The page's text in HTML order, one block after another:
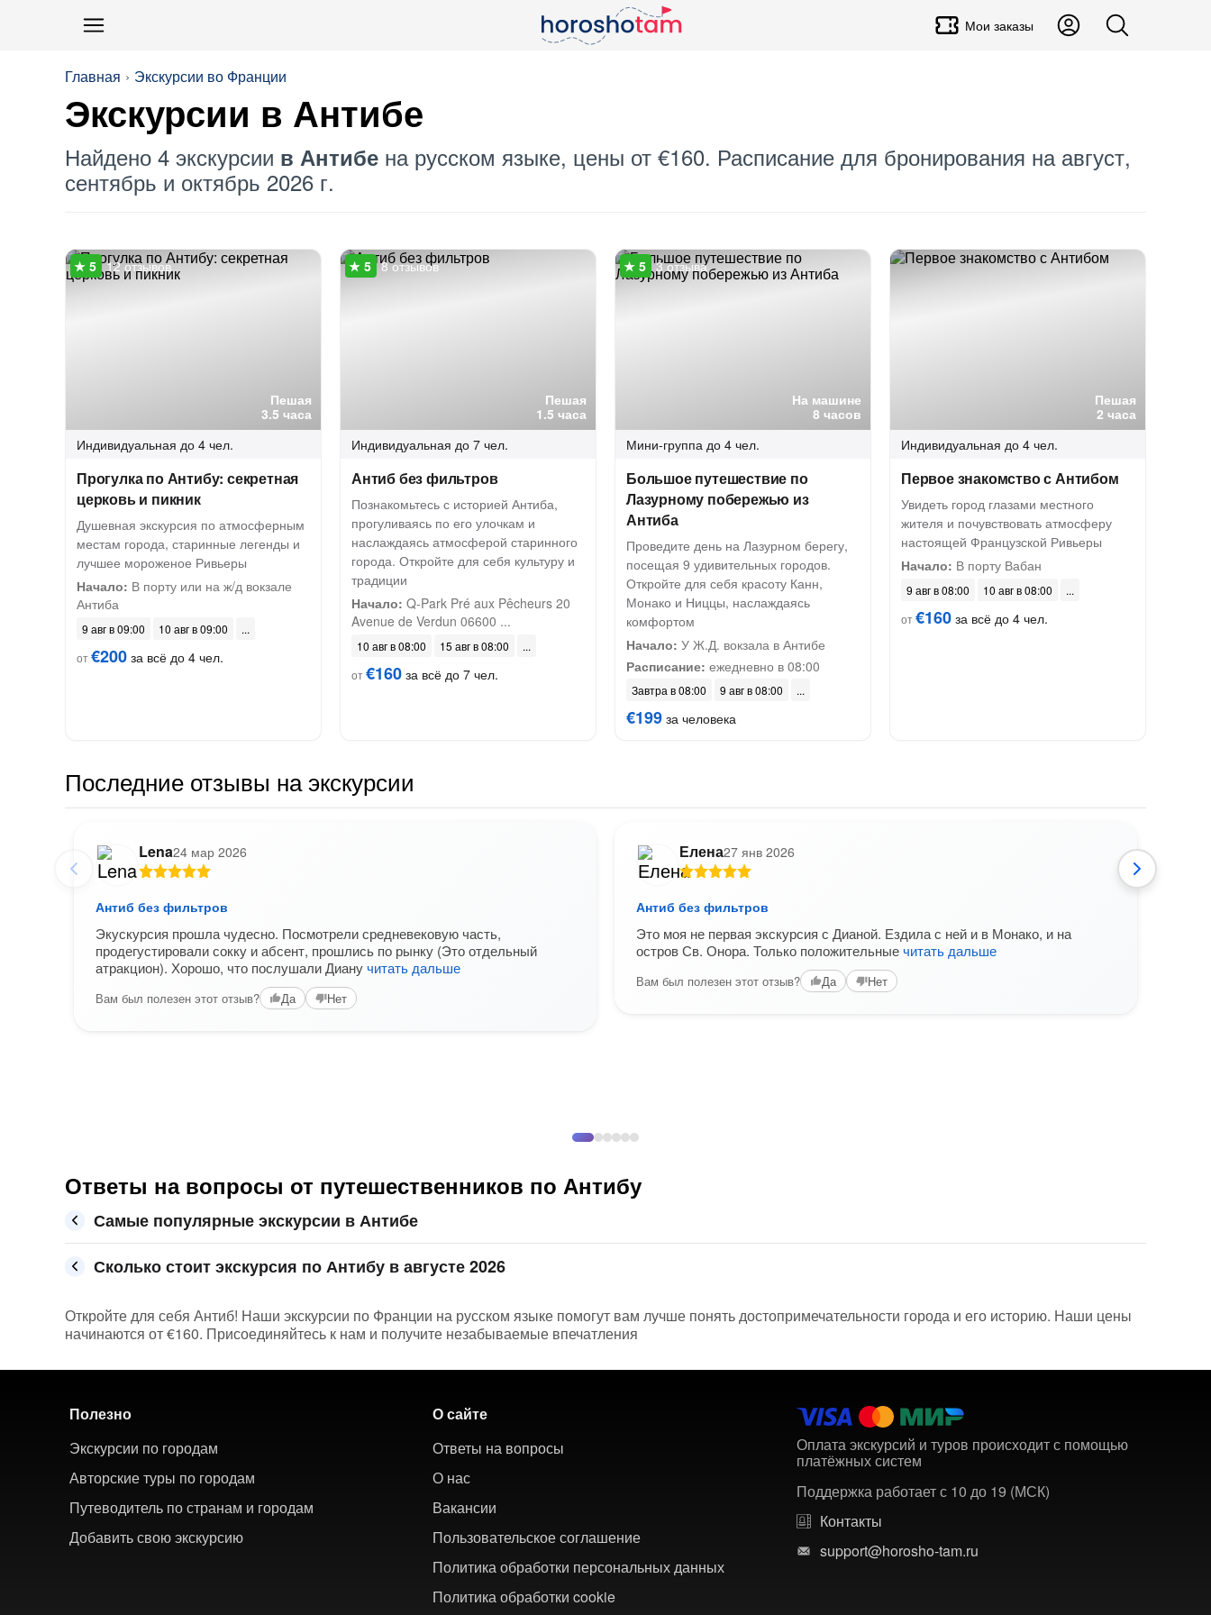
Мои заказы
Главная Экскурсии во Франции
Экскурсии в Антибе
Найдено 4 экскурсии в Антибе на русском языке, цены от €160. Расписание для бронирования на август,
сентябрь и октябрь 2026 г.
Пешая
3.5 часа
12 отзывов
Индивидуальная до 4 чел.
Прогулка по Антибу: секретная
церковь и пикник
Душевная экскурсия по атмосферным
местам города, старинные легенды и
лучшее мороженое Ривьеры
Начало: В порту или на ж/д вокзале
Антиба
9 авг в 09:00
10 авг в 09:00
от€200 за всё до 4 чел.
Пешая
1.5 часа
8 отзывов
Индивидуальная до 7 чел.
Антиб без фильтров
Познакомьтесь с историей Антиба,
прогуливаясь по его улочкам и
наслаждаясь атмосферой старинного
города. Откройте для себя культуру и
традиции
Начало: Q-Park Pré aux Pêcheurs 20
Avenue de Verdun 06600 ...
10 авг в 08:00
15 авг в 08:00
от€160 за всё до 7 чел.
На машине
8 часов
3 отзыва
Мини-группа до 4 чел.
Большое путешествие по
Лазурному побережью из
Антиба
Проведите день на Лазурном берегу,
посещая 9 удивительных городов.
Откройте для себя красоту Канн,
Монако и Ниццы, наслаждаясь
комфортом
Начало: У Ж.Д. вокзала в Антибе
Расписание: ежедневно в 08:00
Завтра в 08:00 9 авг в 08:00
€199 за человека
Пешая
2 часа
Индивидуальная до 4 чел.
Первое знакомство с Антибом
Увидеть город глазами местного
жителя и почувствовать атмосферу
настоящей Французской Ривьеры
Начало: В порту Вабан
9 авг в 08:00
10 авг в 08:00
от€160 за всё до 4 чел.
Последние отзывы на экскурсии
Lena24 мар 2026
Антиб без фильтров
Экускурсия прошла чудесно. Посмотрели средневековую часть,
продегустировали сокку и абсент, прошлись по рынку (Это отдельный
атракцион). Хорошо, что послушали Дианучитать дальше
Вам был полезен этот отзыв? Да Нет
Елена27 янв 2026
Антиб без фильтров
Это моя не первая экскурсия с Дианой. Ездила с ней и в Монако, и на
остров Св. Онора. Только положительныечитать дальше
Вам был полезен этот отзыв? Да Нет
Ответы на вопросы от путешественников по Антибу
Самые популярные экскурсии в Антибе
Сколько стоит экскурсия по Антибу в августе 2026
Откройте для себя Антиб! Наши экскурсии по Франции на русском языке помогут вам лучше понять достопримечательности города и его историю. Наши цены
начинаются от €160. Присоединяйтесь к нам и получите незабываемые впечатления
Полезно
Экскурсии по городам
Авторские туры по городам
Путеводитель по странам и городам
Добавить свою экскурсию
О сайте
Ответы на вопросы
О нас
Вакансии
Пользовательское соглашение
Политика обработки персональных данных
Политика обработки cookie
Оплата экскурсий и туров происходит с помощью
платёжных систем
Поддержка работает с 10 до 19 (МСК)
Контакты
support@horosho-tam.ru